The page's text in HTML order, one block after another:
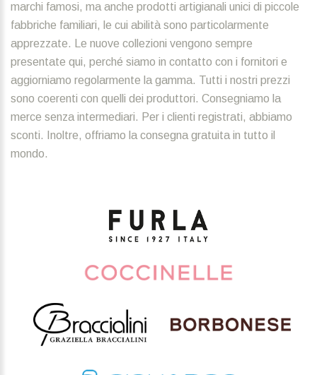
marchi famosi, ma anche prodotti artigianali unici di piccole
fabbriche familiari, le cui abilità sono particolarmente
apprezzate. Le nuove collezioni vengono sempre
presentate qui, perché siamo in contatto con i fornitori e
aggiorniamo regolarmente la gamma. Tutti i nostri prezzi
sono coerenti con quelli dei produttori. Consegniamo la
merce senza intermediari. Per i clienti registrati, abbiamo
sconti. Inoltre, offriamo la consegna gratuita in tutto il
mondo.